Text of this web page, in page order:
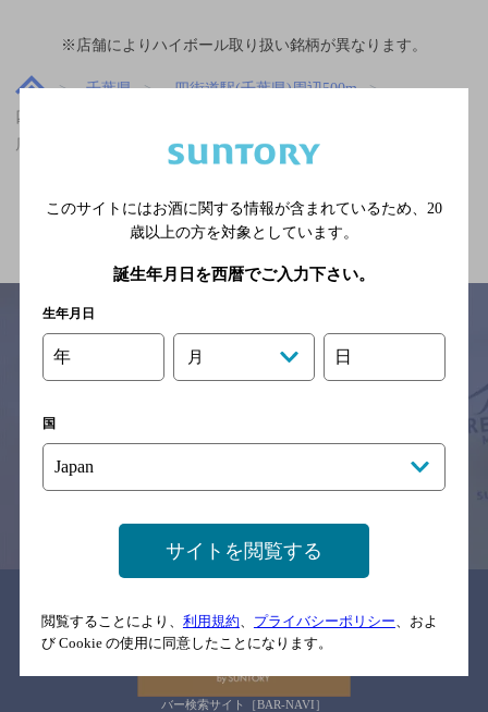
※店舗によりハイボール取り扱い銘柄が異なります。
千葉県
四街道駅(千葉県)周辺500m
四街道駅(千葉県)周辺500m,カフェ,3,000円以上～5,000円未満のお
店
関連ページ
サイトマップ 利用規約
念のためお店にご確認の上ご来店くださいますようお願い申し上げま
バー検索サイト［BAR-NAVI］
このサイトにはお酒に関する情報が含まれているため、 20
歳以上の方を対象としています。
誕生年月日を西暦でご入力下さい。
生年月日
年 月 日
国
サイトを閲覧する
閲覧することにより、 利用規約 プライバシーポリシー 、およ
び Cookie の使用に同意したことになります。